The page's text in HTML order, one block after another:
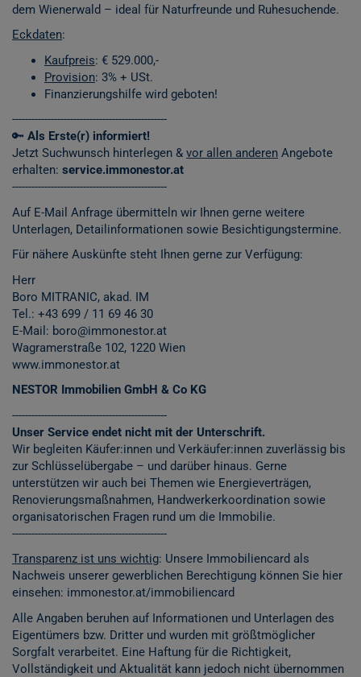
dem Wienerwald – ideal für Naturfreunde und Ruhesuchende.
Eckdaten:
Kaufpreis: € 529.000,-
Provision: 3% + USt.
Finanzierungshilfe wird geboten!
------------------------------------------------
🔑 Als Erste(r) informiert!
Jetzt Suchwunsch hinterlegen & vor allen anderen Angebote
erhalten: service.immonestor.at
------------------------------------------------
Auf E-Mail Anfrage übermitteln wir Ihnen gerne weitere
Unterlagen, Detailinformationen sowie Besichtigungstermine.
Für nähere Auskünfte steht Ihnen gerne zur Verfügung:
Herr
Boro MITRANIC, akad. IM
Tel.: +43 699 / 11 69 46 30
E-Mail: boro@immonestor.at
Wagramerstraße 102, 1220 Wien
www.immonestor.at
NESTOR Immobilien GmbH & Co KG
------------------------------------------------
Unser Service endet nicht mit der Unterschrift.
Wir begleiten Käufer:innen und Verkäufer:innen zuverlässig bis
zur Schlüsselübergabe – und darüber hinaus. Gerne
unterstützen wir auch bei Themen wie Energieverträgen,
Renovierungsmaßnahmen, Handwerkerkoordination sowie
organisatorischen Fragen rund um die Immobilie.
------------------------------------------------
Transparenz ist uns wichtig: Unsere Immobiliencard als
Nachweis unserer gewerblichen Berechtigung können Sie hier
einsehen: immonestor.at/immobiliencard
Alle Angaben beruhen auf Informationen und Unterlagen des
Eigentümers bzw. Dritter und wurden mit größtmöglicher
Sorgfalt verarbeitet. Eine Haftung für die Richtigkeit,
Vollständigkeit und Aktualität kann jedoch nicht übernommen